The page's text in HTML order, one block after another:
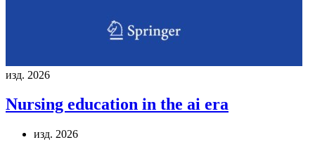
изд. 2026
Nursing education in the ai era
изд. 2026